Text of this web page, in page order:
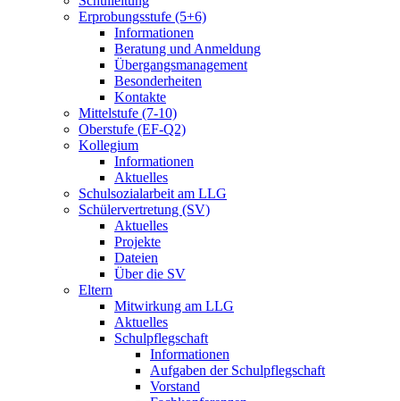
Erprobungsstufe (5+6)
Informationen
Beratung und Anmeldung
Übergangsmanagement
Besonderheiten
Kontakte
Mittelstufe (7-10)
Oberstufe (EF-Q2)
Kollegium
Informationen
Aktuelles
Schulsozialarbeit am LLG
Schülervertretung (SV)
Aktuelles
Projekte
Dateien
Über die SV
Eltern
Mitwirkung am LLG
Aktuelles
Schulpflegschaft
Informationen
Aufgaben der Schulpflegschaft
Vorstand